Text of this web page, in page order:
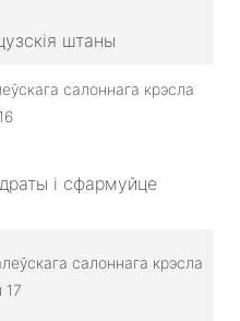
штаны
і сфармуйце